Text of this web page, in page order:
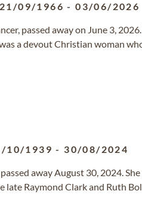
21/09/1966 -03/06/2026
passed away on June 3, 2026.
a devout Christian woman
10/1939 - 30/08/2024
away August 30, 2024.
Raymond Clark and Ruth